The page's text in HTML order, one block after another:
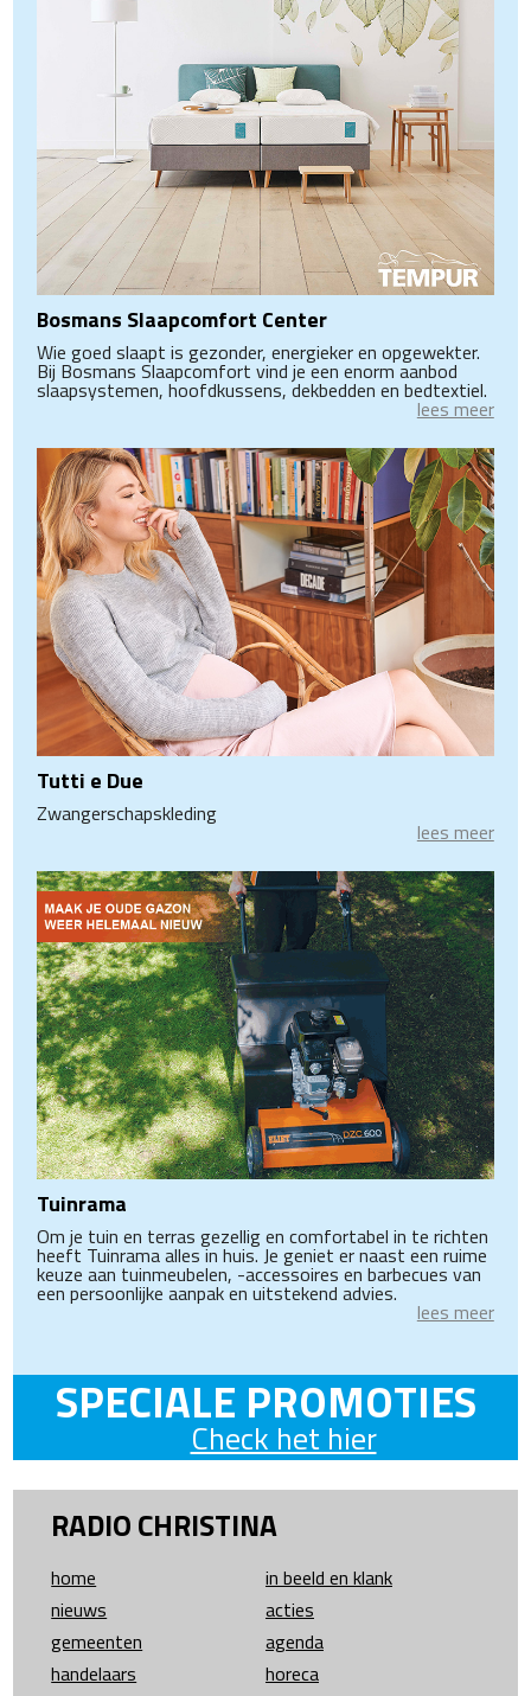
Bosmans Slaapcomfort Center
Wie goed slaapt is gezonder, energieker en opgewekter.
Bij Bosmans Slaapcomfort vind je een enorm aanbod
slaapsystemen, hoofdkussens, dekbedden en bedtextiel.
lees meer
Tutti e Due
Zwangerschapskleding
lees meer
Tuinrama
Om je tuin en terras gezellig en comfortabel in te richten
heeft Tuinrama alles in huis. Je geniet er naast een ruime
keuze aan tuinmeubelen, -accessoires en barbecues van
een persoonlijke aanpak en uitstekend advies.
lees meer
SPECIALE PROMOTIES
Check het hier
RADIO CHRISTINA
home
in beeld en klank
nieuws
acties
gemeenten
agenda
handelaars
horeca